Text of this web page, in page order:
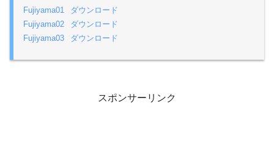
Fujiyama01
ダウンロード
Fujiyama02
ダウンロード
Fujiyama03
ダウンロード
スポンサーリンク